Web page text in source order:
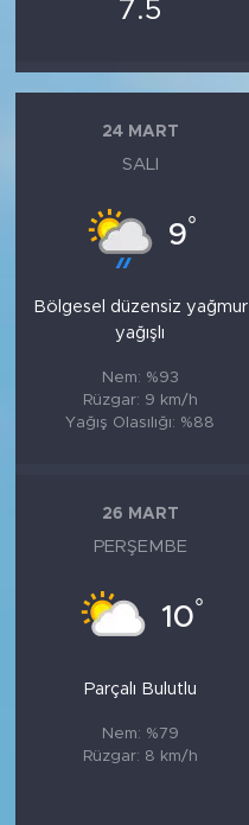
7.5
24 MART
SALI
9°
Bölgesel düzensiz yağmur
yağışlı
Nem: %93
Rüzgar: 9 km/h
Yağış Olasılığı: %88
26 MART
PERŞEMBE
10°
Parçalı Bulutlu
Nem: %79
Rüzgar: 8 km/h